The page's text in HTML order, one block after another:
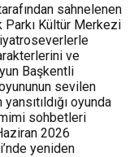
sahnelenen
Parkı Kültür Merkezi
ve
Başkentli
sevilen
oyunda
sohbetleri
2026
yeniden